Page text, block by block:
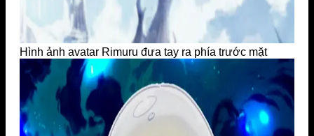
Hình ảnh avatar Rimuru đưa tay ra phía trước mặt